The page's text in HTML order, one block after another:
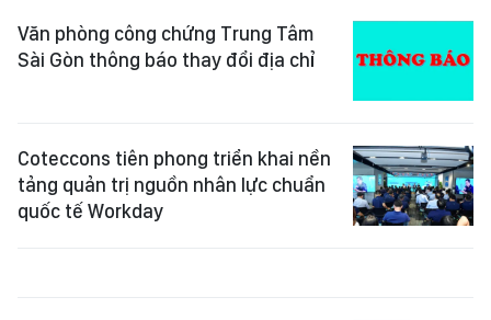
Văn phòng công chứng Trung Tâm
Sài Gòn thông báo thay đổi địa chỉ
Coteccons tiên phong triển khai nền
tảng quản trị nguồn nhân lực chuẩn
quốc tế Workday